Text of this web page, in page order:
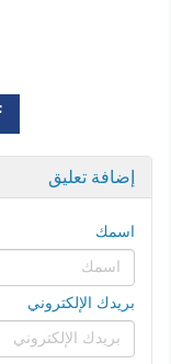
إضافة تعليق
اسمك
بريدك الإلكتروني